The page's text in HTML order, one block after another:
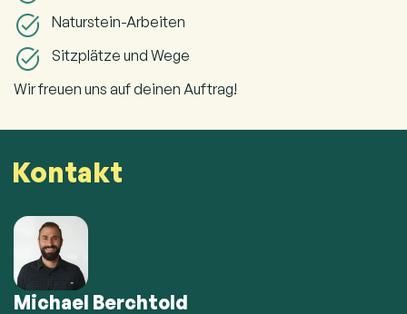
Naturstein-Arbeiten
Sitzplätze und Wege
Wir freuen uns auf deinen Auftrag!
Kontakt
Michael Berchtold